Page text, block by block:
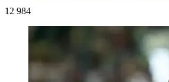
12 984